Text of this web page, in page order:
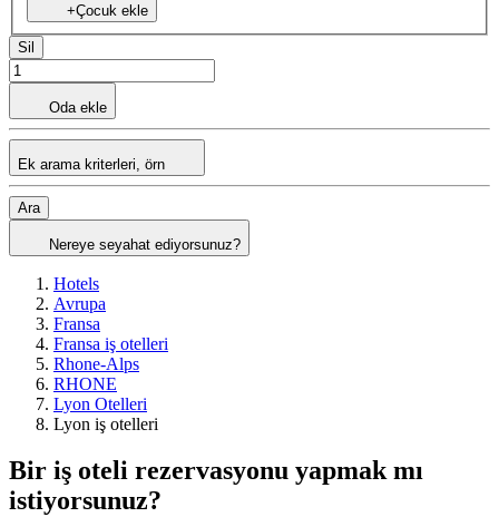
+Çocuk ekle
Sil
Oda ekle
Ek arama kriterleri, örn
Ara
Nereye seyahat ediyorsunuz?
Hotels
Avrupa
Fransa
Fransa iş otelleri
Rhone-Alps
RHONE
Lyon Otelleri
Lyon iş otelleri
Bir iş oteli rezervasyonu yapmak mı
istiyorsunuz?